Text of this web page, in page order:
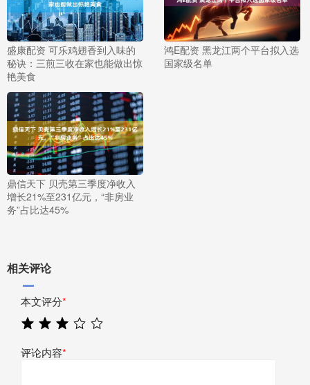
盛康配资 可乐鸡翅香到入味的
秘诀：三煎三收在家也能做出惊
艳美食
鸿E配资 黑龙江两个平台拟入选
国家级名单
鼎信天下 贝壳第三季度净收入
增长21%至231亿元，“非房业
务”占比达45%
相关评论
本文评分*
评论内容*